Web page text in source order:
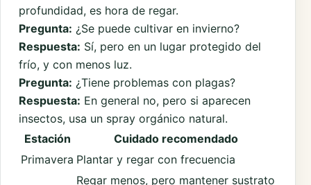
profundidad, es hora de regar.
Pregunta: ¿Se puede cultivar en invierno?
Respuesta: Sí, pero en un lugar protegido del
frío, y con menos luz.
Pregunta: ¿Tiene problemas con plagas?
Respuesta: En general no, pero si aparecen
insectos, usa un spray orgánico natural.
Estación
Cuidado recomendado
Primavera Plantar y regar con frecuencia
Regar menos, pero mantener sustrato